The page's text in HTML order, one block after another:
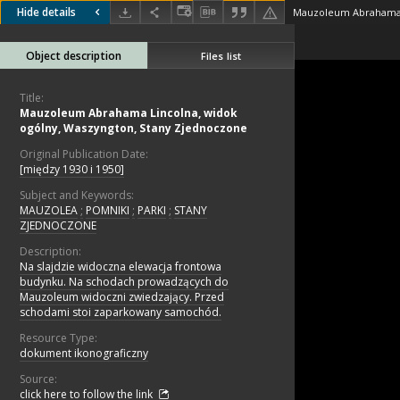
Hide details
Object description Files list
Title:
Mauzoleum Abrahama Lincolna, widok
ogólny, Waszyngton, Stany Zjednoczone
Original Publication Date:
[między 1930 i 1950]
Subject and Keywords:
MAUZOLEA ; POMNIKI ; PARKI ; STANY
ZJEDNOCZONE
Description:
Na slajdzie widoczna elewacja frontowa
budynku. Na schodach prowadzących do
Mauzoleum widoczni zwiedzający. Przed
schodami stoi zaparkowany samochód.
Resource Type:
dokument ikonograficzny
Source:
click here to follow the link